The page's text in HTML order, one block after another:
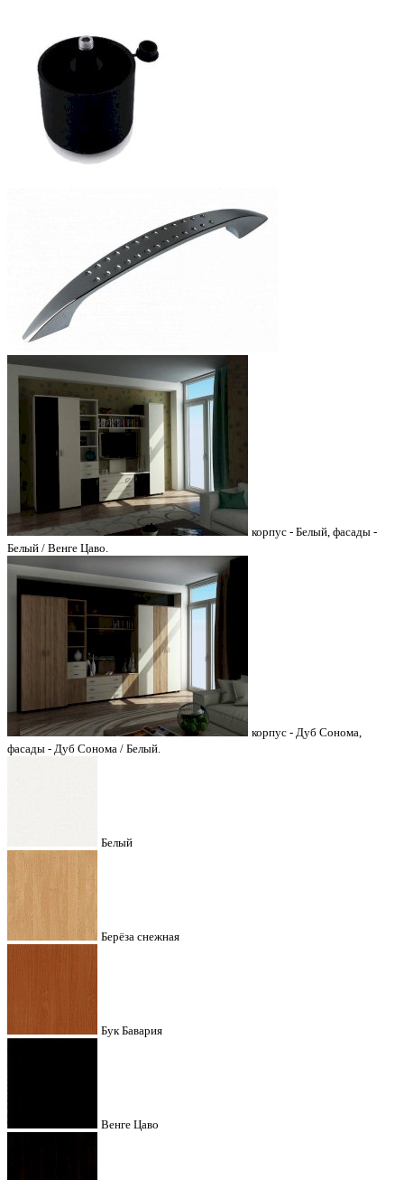
корпус - Белый, фасады -
Белый / Венге Цаво.
корпус - Дуб Сонома,
фасады - Дуб Сонома / Белый.
Белый
Берёза снежная
Бук Бавария
Венге Цаво